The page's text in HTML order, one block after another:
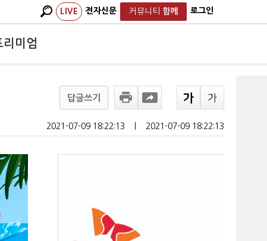
LIVE 전자신문 커뮤니티 함께 로그인
리미엄
답글쓰기
2021-07-09 18:22:13 2021-07-09 18:22:13